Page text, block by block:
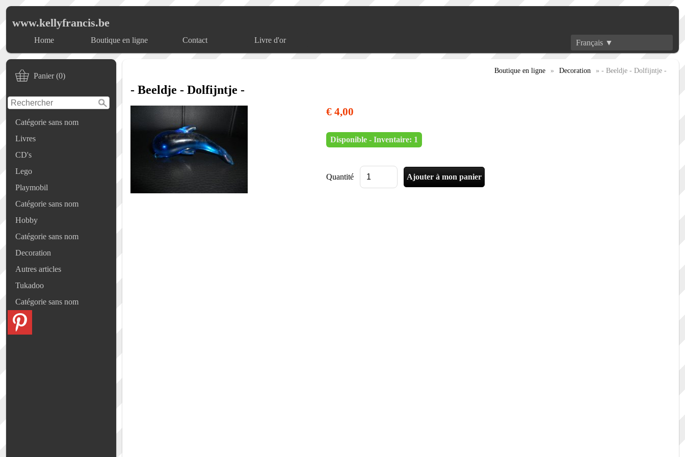
www.kellyfrancis.be
Français ▼
Home Boutique en ligne Contact Livre d'or
Panier (0)
Catégorie sans nom
Livres
CD's
Lego
Playmobil
Catégorie sans nom
Hobby
Catégorie sans nom
Decoration
Autres articles
Tukadoo
Catégorie sans nom
Boutique en ligne » Decoration » - Beeldje - Dolfijntje -
- Beeldje - Dolfijntje -
€ 4,00
Disponible - Inventaire: 1
Quantité